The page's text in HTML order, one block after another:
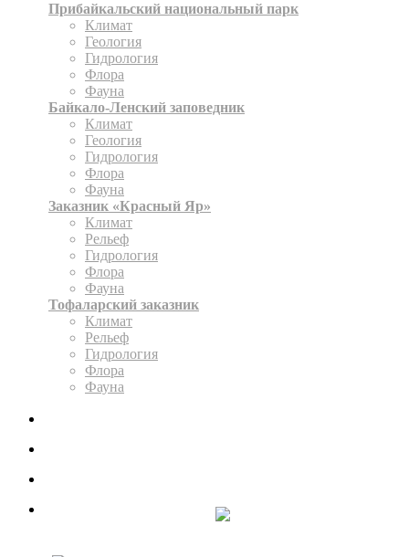
Прибайкальский национальный парк
Климат
Геология
Гидрология
Флора
Фауна
Байкало-Ленский заповедник
Климат
Геология
Гидрология
Флора
Фауна
Заказник «Красный Яр»
Климат
Рельеф
Гидрология
Флора
Фауна
Тофаларский заказник
Климат
Рельеф
Гидрология
Флора
Фауна